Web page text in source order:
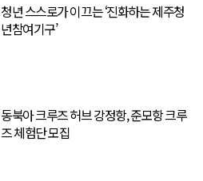
청년 스스로가 이끄는 ‘진화하는 제주청
년참여기구’
동북아 크루즈 허브 강정항, 준모항 크루
즈 체험단 모집